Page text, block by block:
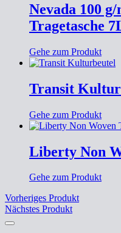
Nevada 100
Tragetasche
Gehe zum Produkt
Transit
Gehe zum Produkt
Liberty Non
Gehe zum Produkt
Vorheriges Produkt
Nächstes Produkt